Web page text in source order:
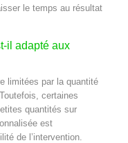
le temps au résultat
il adapté aux
limitées par la quantité
certaines
quantités sur
est
de l’intervention.